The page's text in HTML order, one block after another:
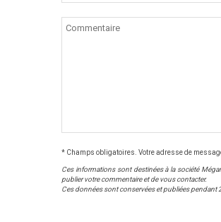
* Champs obligatoires. Votre adresse de
Ces informations sont destinées à la société
publier votre commentaire et de vous contacter.
Ces données sont conservées et publiées pendant